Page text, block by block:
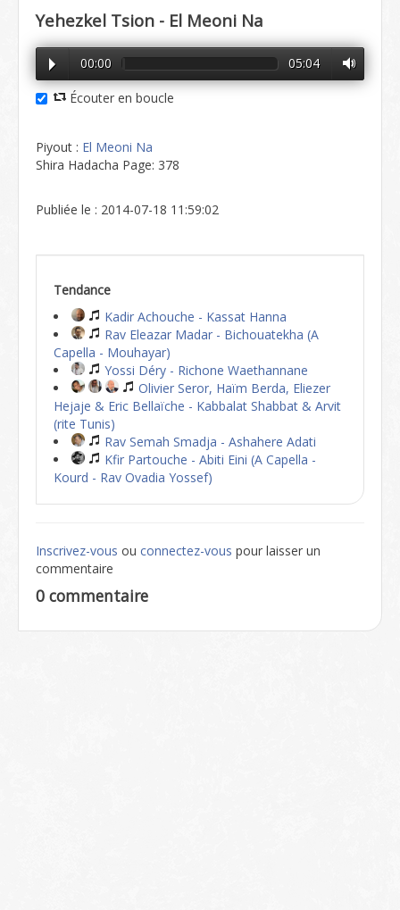
Yehezkel Tsion - El Meoni Na
00:00 05:04
Écouter en boucle
Piyout : El Meoni Na
Shira Hadacha Page: 378
Publiée le : 2014-07-18 11:59:02
Tendance
Kadir Achouche - Kassat Hanna
Rav Eleazar Madar - Bichouatekha (A
Capella - Mouhayar)
Yossi Déry - Richone Waethannane
Olivier Seror, Haïm Berda, Eliezer
Hejaje & Eric Bellaïche - Kabbalat Shabbat & Arvit
(rite Tunis)
Rav Semah Smadja - Ashahere Adati
Kfir Partouche - Abiti Eini (A Capella -
Kourd - Rav Ovadia Yossef)
Inscrivez-vous ou connectez-vous pour laisser un
commentaire
0 commentaire